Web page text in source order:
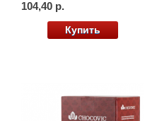
104,40 р.
Купить